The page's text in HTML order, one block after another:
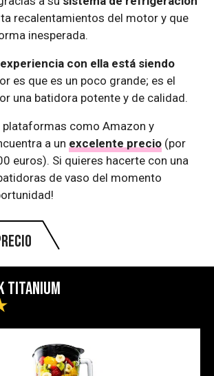
recalentamientos del motor y que
inesperada.
con ella está siendo
es que es un poco grande; es el
una batidora potente y de calidad.
plataformas como Amazon y
a un excelente precio (por
euros). Si quieres hacerte con una
de vaso del momento
Titanium